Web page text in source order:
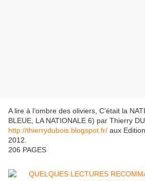
A lire à l’ombre des oliviers, C’était la
BLEUE, LA NATIONALE 6) par Thierry
http://thierrydubois.blogspot.fr/ aux
2012.
206 PAGES